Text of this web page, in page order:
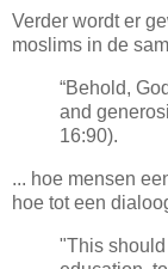
Verder wordt er
moslims in de
“Behold,
and
16:90).
... hoe mensen
hoe tot een
"This